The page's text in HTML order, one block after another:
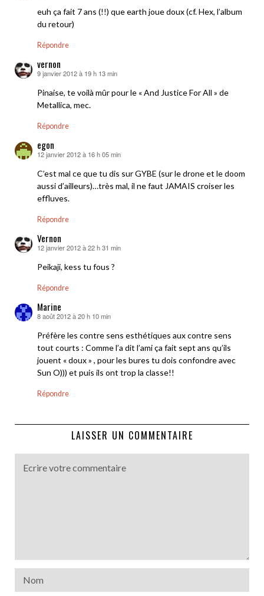
euh ça fait 7 ans (!!) que earth joue doux (cf. Hex, l’album
du retour)
Répondre
vernon
dit :
9 janvier 2012 à 19 h 13 min
Pinaise, te voilà mûr pour le « And Justice For All » de
Metallica, mec.
Répondre
egon
dit :
12 janvier 2012 à 16 h 05 min
C’est mal ce que tu dis sur GYBE (sur le drone et le doom
aussi d’ailleurs)…très mal, il ne faut JAMAIS croiser les
effluves.
Répondre
Vernon
dit :
12 janvier 2012 à 22 h 31 min
Peikaji, kess tu fous ?
Répondre
Marine
dit :
8 août 2012 à 20 h 10 min
Préfère les contre sens esthétiques aux contre sens
tout courts : Comme l’a dit l’ami ça fait sept ans qu’ils
jouent « doux » , pour les bures tu dois confondre avec
Sun O))) et puis ils ont trop la classe!!
Répondre
LAISSER UN COMMENTAIRE